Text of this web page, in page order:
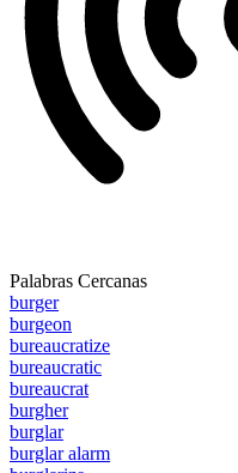
Palabras Cercanas
burger
burgeon
bureaucratize
bureaucratic
bureaucrat
burgher
burglar
burglar alarm